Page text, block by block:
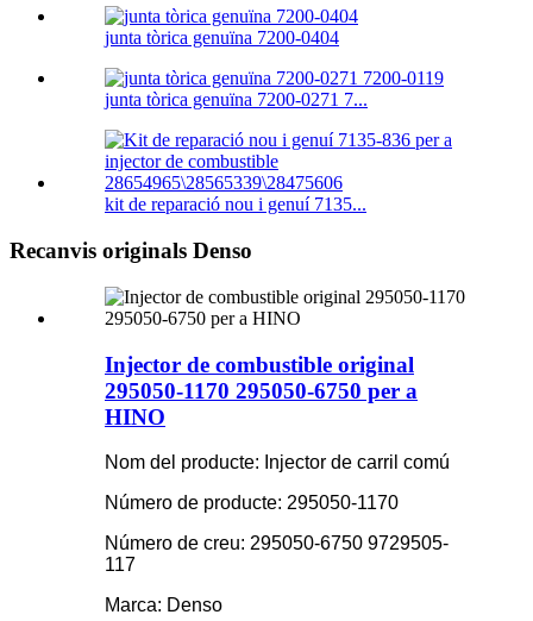
junta tòrica genuïna 7200-0404
junta tòrica genuïna 7200-0271 7...
kit de reparació nou i genuí 7135...
Recanvis originals Denso
Injector de combustible original
295050-1170 295050-6750 per a
HINO
Nom del producte: Injector de carril comú
Número de producte: 295050-1170
Número de creu: 295050-6750 9729505-
117
Marca: Denso